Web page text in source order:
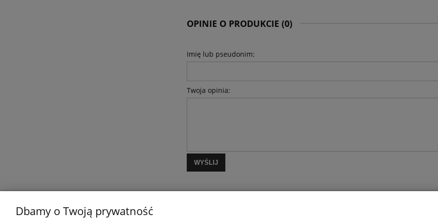
OPINIE O PRODUKCIE (0)
Imię lub pseudonim:
Twoja opinia:
WYŚLIJ
MOJE KONTO
Dbamy o Twoją prywatność